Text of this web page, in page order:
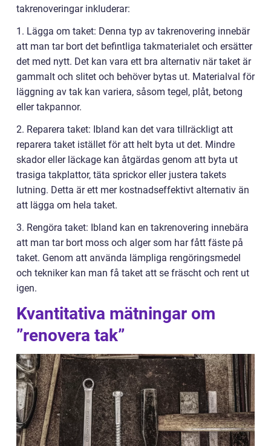
takrenoveringar inkluderar:
1. Lägga om taket: Denna typ av takrenovering innebär
att man tar bort det befintliga takmaterialet och ersätter
det med nytt. Det kan vara ett bra alternativ när taket är
gammalt och slitet och behöver bytas ut. Materialval för
läggning av tak kan variera, såsom tegel, plåt, betong
eller takpannor.
2. Reparera taket: Ibland kan det vara tillräckligt att
reparera taket istället för att helt byta ut det. Mindre
skador eller läckage kan åtgärdas genom att byta ut
trasiga takplattor, täta sprickor eller justera takets
lutning. Detta är ett mer kostnadseffektivt alternativ än
att lägga om hela taket.
3. Rengöra taket: Ibland kan en takrenovering innebära
att man tar bort moss och alger som har fått fäste på
taket. Genom att använda lämpliga rengöringsmedel
och tekniker kan man få taket att se fräscht och rent ut
igen.
Kvantitativa mätningar om
”renovera tak”